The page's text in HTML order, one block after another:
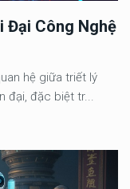
Đại Công Nghệ
hệ giữa triết lý
đại, đặc biệt tr...